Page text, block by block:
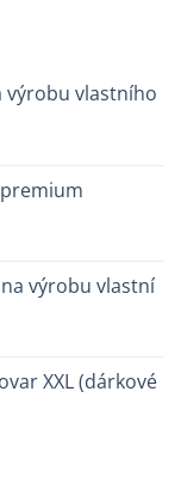
výrobu vlastního
výrobu vlastní
XXL (dárkové